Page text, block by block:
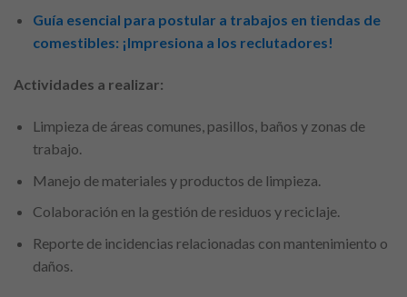
Guía esencial para postular a trabajos en tiendas de
comestibles: ¡Impresiona a los reclutadores!
Actividades a realizar:
Limpieza de áreas comunes, pasillos, baños y zonas de
trabajo.
Manejo de materiales y productos de limpieza.
Colaboración en la gestión de residuos y reciclaje.
Reporte de incidencias relacionadas con mantenimiento o
daños.